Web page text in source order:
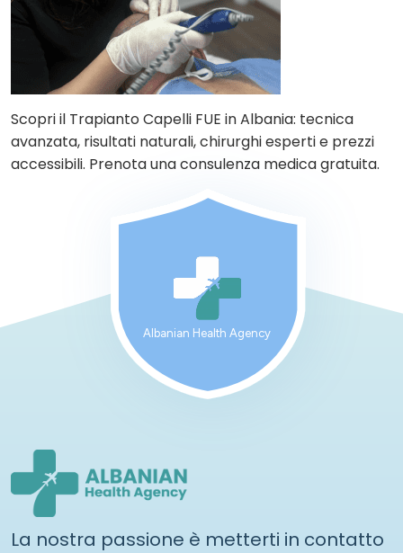
Scopri il Trapianto Capelli FUE in Albania: tecnica
avanzata, risultati naturali, chirurghi esperti e prezzi
accessibili. Prenota una consulenza medica gratuita.
Albanian Health Agency
La nostra passione è metterti in contatto